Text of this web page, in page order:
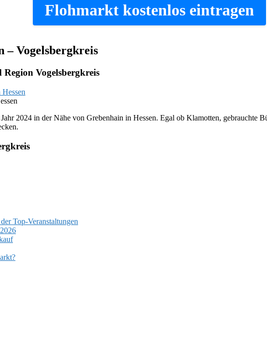
Flohmarkt kostenlos eintragen
– Vogelsbergkreis
Vogelsbergkreis
2024 in der Nähe von Grebenhain in Hessen. Egal ob Klamotten, gebrauchte
Top-Veranstaltungen